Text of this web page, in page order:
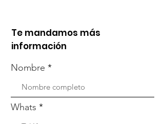
Te mandamos más
información
Nombre
Whats